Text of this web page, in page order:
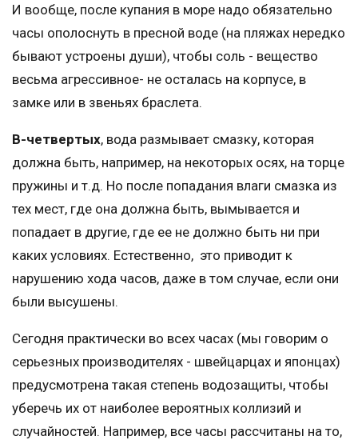
И вообще, после купания в море надо обязательно
часы ополоснуть в пресной воде (на пляжах нередко
бывают устроены души), чтобы соль - вещество
весьма агрессивное- не осталась на корпусе, в
замке или в звеньях браслета.
В-четвертых, вода размывает смазку, которая
должна быть, например, на некоторых осях, на торце
пружины и т.д. Но после попадания влаги смазка из
тех мест, где она должна быть, вымывается и
попадает в другие, где ее не должно быть ни при
каких условиях. Естественно, это приводит к
нарушению хода часов, даже в том случае, если они
были высушены.
Сегодня практически во всех часах (мы говорим о
серьезных производителях - швейцарцах и японцах)
предусмотрена такая степень водозащиты, чтобы
уберечь их от наиболее вероятных коллизий и
случайностей. Например, все часы рассчитаны на то,